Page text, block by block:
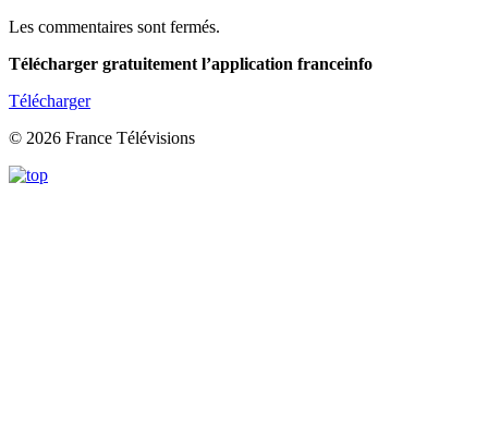
Les commentaires sont fermés.
Télécharger gratuitement l’application franceinfo
Télécharger
© 2026 France Télévisions